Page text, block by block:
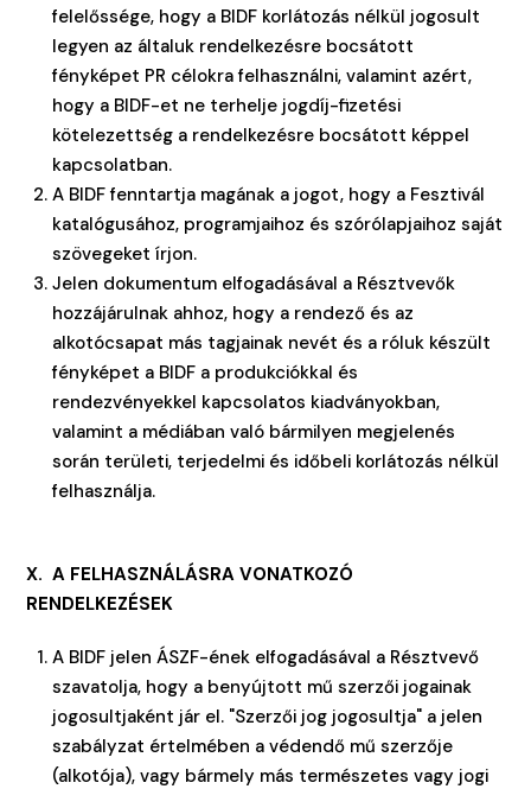
felelőssége, hogy a BIDF korlátozás nélkül jogosult
legyen az általuk rendelkezésre bocsátott
fényképet PR célokra felhasználni, valamint azért,
hogy a BIDF-et ne terhelje jogdíj-fizetési
kötelezettség a rendelkezésre bocsátott képpel
kapcsolatban.
A BIDF fenntartja magának a jogot, hogy a Fesztivál
katalógusához, programjaihoz és szórólapjaihoz saját
szövegeket írjon.
Jelen dokumentum elfogadásával a Résztvevők
hozzájárulnak ahhoz, hogy a rendező és az
alkotócsapat más tagjainak nevét és a róluk készült
fényképet a BIDF a produkciókkal és
rendezvényekkel kapcsolatos kiadványokban,
valamint a médiában való bármilyen megjelenés
során területi, terjedelmi és időbeli korlátozás nélkül
felhasználja.
X. A FELHASZNÁLÁSRA VONATKOZÓ
RENDELKEZÉSEK
A BIDF jelen ÁSZF-ének elfogadásával a Résztvevő
szavatolja, hogy a benyújtott mű szerzői jogainak
jogosultjaként jár el. "Szerzői jog jogosultja" a jelen
szabályzat értelmében a védendő mű szerzője
(alkotója), vagy bármely más természetes vagy jogi